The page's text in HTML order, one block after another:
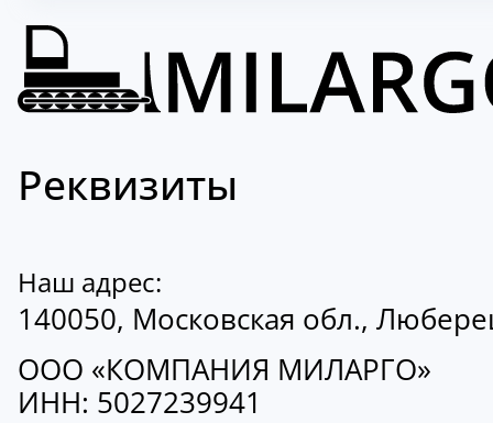
Реквизиты
Наш адрес:
140050, Московская обл.,
ООО «КОМПАНИЯ МИЛАРГО»
ИНН: 5027239941